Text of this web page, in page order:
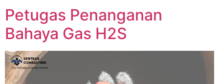
Petugas Penanganan
Bahaya Gas H2S